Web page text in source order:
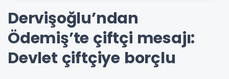
Dervişoğlu’ndan
Ödemiş’te çiftçi mesajı:
Devlet çiftçiye borçlu